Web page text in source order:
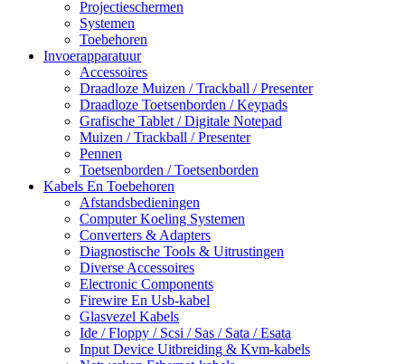
Projectieschermen
Systemen
Toebehoren
Invoerapparatuur
Accessoires
Draadloze Muizen / Trackball / Presenter
Draadloze Toetsenborden / Keypads
Grafische Tablet / Digitale Notepad
Muizen / Trackball / Presenter
Pennen
Toetsenborden / Toetsenborden
Kabels En Toebehoren
Afstandsbedieningen
Computer Koeling Systemen
Converters & Adapters
Diagnostische Tools & Uitrustingen
Diverse Accessoires
Electronic Components
Firewire En Usb-kabel
Glasvezel Kabels
Ide / Floppy / Scsi / Sas / Sata / Esata
Input Device Uitbreiding & Kvm-kabels